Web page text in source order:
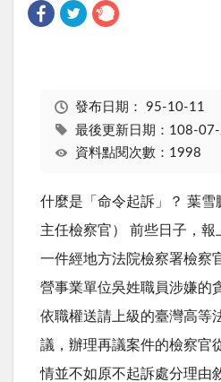
發布日期： 95-10-11
最後更新日期：108-
資料點閱次數：1998
什麼是「命令起訴」？ 葉
主任檢察官） 前些日子，
一件經地方法院檢察署檢察
營事業單位吳姓職員涉嫌的
依職權送請上級的臺灣高等
議，辦理再議案件的檢察官
情並不如原不起訴處分理由